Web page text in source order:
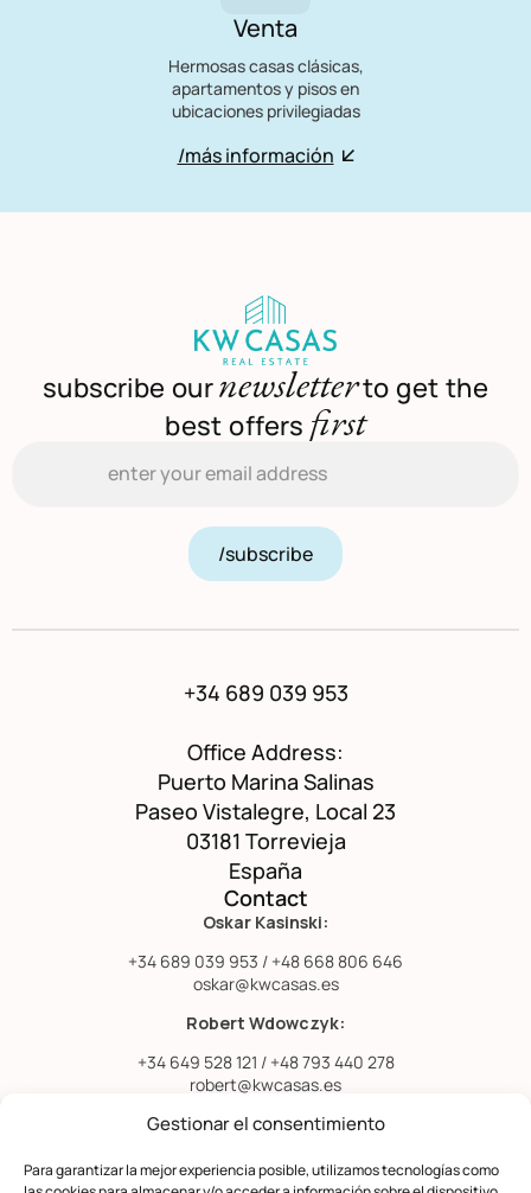
Gestionar el consentimiento
Para garantizar la mejor experiencia posible, utilizamos tecnologías como
Venta
Hermosas casas clásicas,
apartamentos y pisos en
ubicaciones privilegiadas
/más información
subscribe ournewsletterto get the
best offers first
/subscribe
+34 689 039 953
Office Address:
Puerto Marina Salinas
Paseo Vistalegre, Local 23
03181 Torrevieja
España
Contact
Oskar Kasinski:
+34 689 039 953 / +48 668 806 646
oskar@kwcasas.es
Robert Wdowczyk:
+34 649 528 121 / +48 793 440 278
robert@kwcasas.es
Favorites
Properties